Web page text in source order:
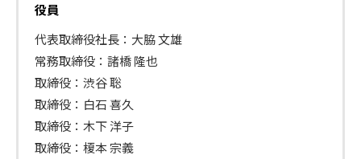
役員
代表取締役社長：大脇 文雄
常務取締役：諸橋 隆也
取締役：渋谷 聡
取締役：白石 喜久
取締役：木下 洋子
取締役：榎本 宗義